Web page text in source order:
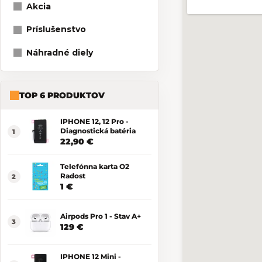
Akcia
Príslušenstvo
Náhradné diely
TOP 6 PRODUKTOV
IPHONE 12, 12 Pro -
Diagnostická batéria
22,90 €
Telefónna karta O2
Radost
1 €
Airpods Pro 1 - Stav A+
129 €
IPHONE 12 Mini -